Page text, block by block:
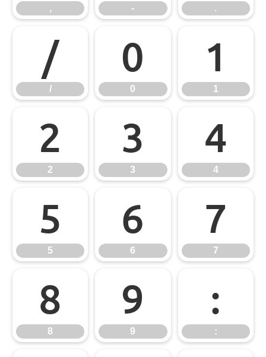
, - .
/
/
0
0
1
1
2
2
3
3
4
4
5
5
6
6
7
7
8
8
9
9
:
: